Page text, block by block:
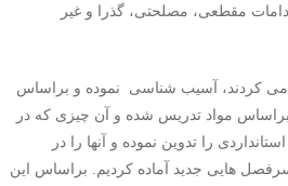
مقطعی، مصلحتی، گذرا و غیر
می کردند، آسیب شناسی نموده و براساس
براساس مواد تدریس شده و آن چیزی که در
های استانداردی را تدوین نموده و آنها را در
هایی جدید آماده کردیم. براساس این